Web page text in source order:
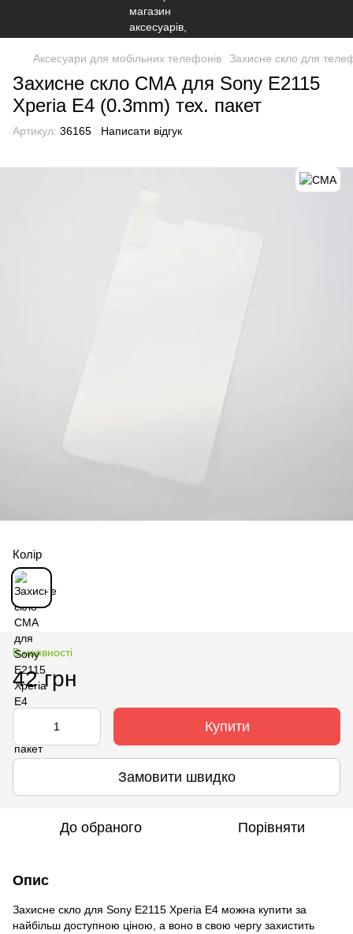
Аксесуари для мобільних телефонів Захисне скло для
Захисне скло СМА для Sony E2115
Xperia E4 (0.3mm) тех. пакет
Артикул: 36165 Написати відгук
Колір
В наявності
42 грн
Купити
Замовити швидко
До обраного Порівняти
Опис
Захисне скло для Sony E2115 Xperia E4 можна купити за
найбільш доступною ціною, а воно в свою чергу захистить